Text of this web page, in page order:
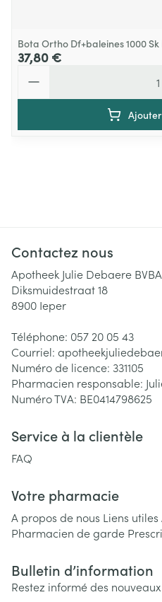
Bota Ortho Df+baleines 1000 Sk
37,80 €
Contactez nous
Apotheek Julie Debaere BVBA
Diksmuidestraat 18
8900 Ieper
Téléphone: 057 20 05 43
Courriel:
Numéro de licence: 331105
Pharmacien responsable:
Numéro TVA: BE0414798625
Service à la clientèle
FAQ
Votre pharmacie
A propos de nous Liens utiles
Pharmacien de garde
Bulletin d’information
Restez informé des